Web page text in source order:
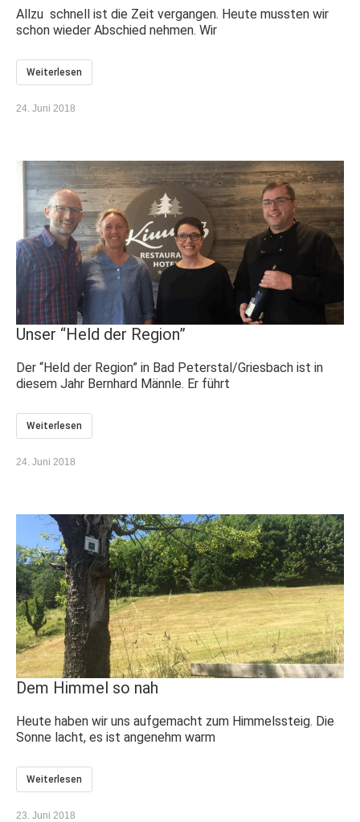
24. Juni 2018
Allzu schnell ist die Zeit vergangen. Heute mussten wir
schon wieder Abschied nehmen. Wir
Weiterlesen
Unser “Held der Region”
24. Juni 2018
​Der “Held der Region” in Bad Peterstal/Griesbach ist in
diesem Jahr Bernhard Männle. Er führt
Weiterlesen
Dem Himmel so nah
23. Juni 2018
Heute haben wir uns aufgemacht zum Himmelssteig. Die
Sonne lacht, es ist angenehm warm
Weiterlesen